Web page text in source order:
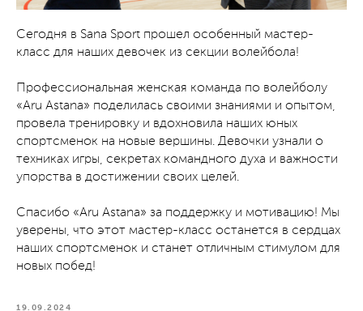
Сегодня в Sana Sport прошел особенный мастер-
класс для наших девочек из секции волейбола!
Профессиональная женская команда по волейболу
«Aru Astana» поделилась своими знаниями и опытом,
провела тренировку и вдохновила наших юных
спортсменок на новые вершины. Девочки узнали о
техниках игры, секретах командного духа и важности
упорства в достижении своих целей.
Спасибо «Aru Astana» за поддержку и мотивацию! Мы
уверены, что этот мастер-класс останется в сердцах
наших спортсменок и станет отличным стимулом для
новых побед!
19.09.2024